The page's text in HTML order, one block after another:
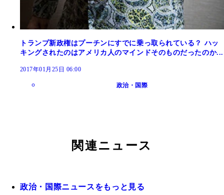
トランプ新政権はプーチンにすでに乗っ取られている？ ハッ
キングされたのはアメリカ人のマインドそのものだったのか...
2017年01月25日 06:00
政治・国際
関連ニュース
政治・国際ニュースをもっと見る